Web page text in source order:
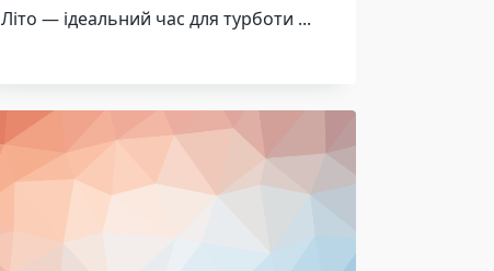
Літо — ідеальний час для турботи ...